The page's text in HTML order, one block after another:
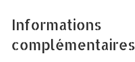
Informations
complémentaires